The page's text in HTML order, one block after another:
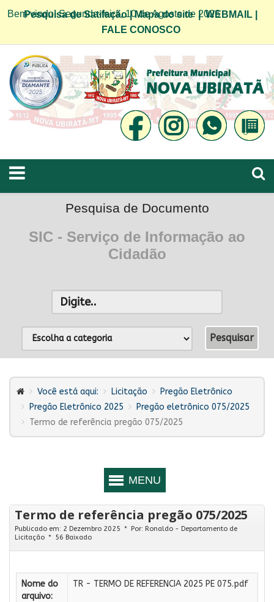
Bem vindo! Segunda-feira, 10 de Agosto de 2026
Pesquisa de Satifação|Mapa do site|WEBMAIL
FALE CONOSCO
Pesquisa de Documento
SIC - Serviço de Informação ao
Cidadão
Você está aqui: Licitação
Pregão Eletrônico
Pregão Eletrônico 2025
Pregão eletrônico 075/2025
Termo de referência pregão 075/2025
Termo de referência pregão 075/2025
Publicado em: 2 Dezembro 2025 Por: Ronaldo - Departamento de
Licitação
56 Baixado
Nome do
arquivo:
TR - TERMO DE REFERENCIA 2025 PE 075.pdf